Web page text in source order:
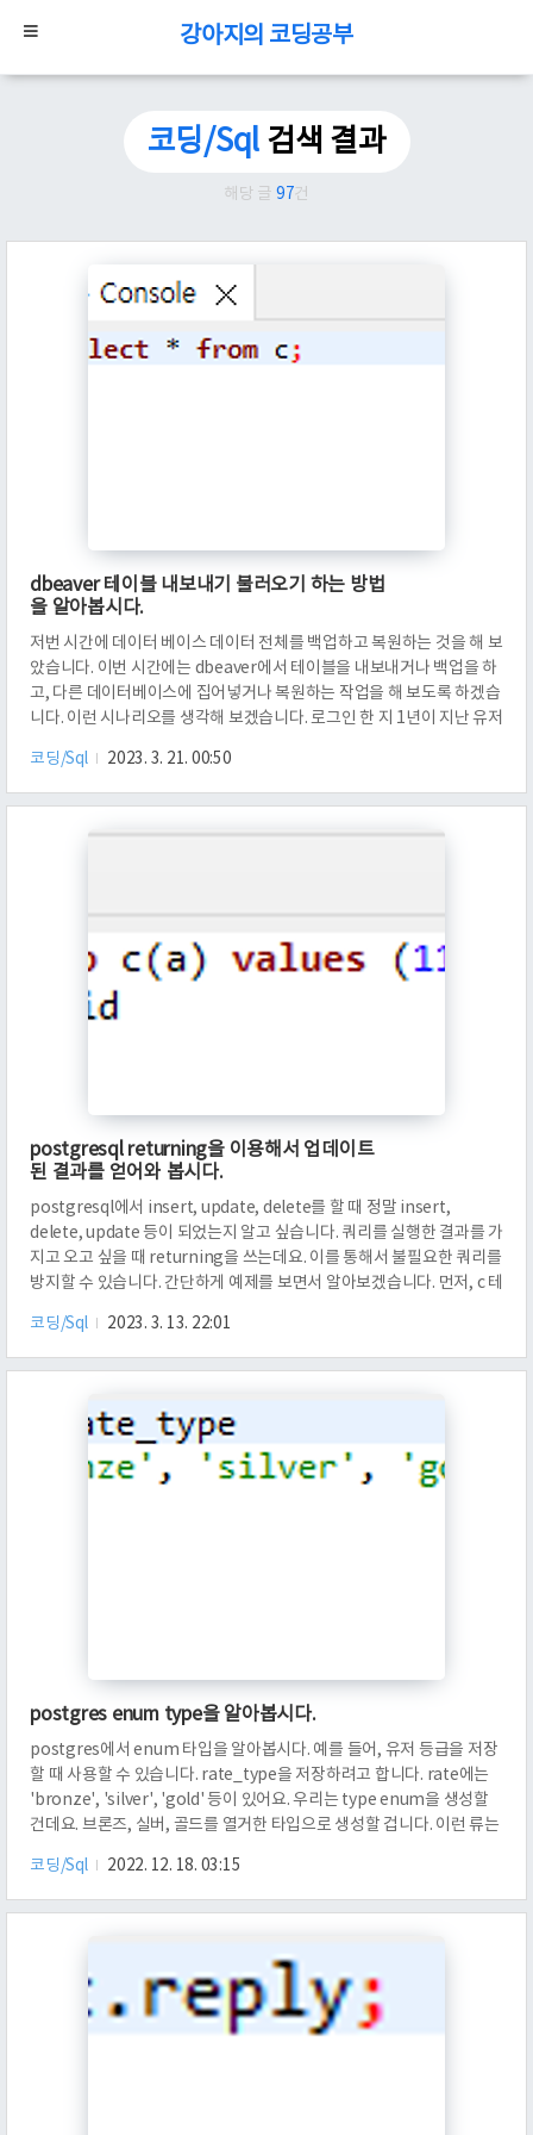
강아지의 코딩공부
코딩/Sql 검색 결과
해당 글 97건
dbeaver 테이블 내보내기 불러오기 하는 방법
을 알아봅시다.
저번 시간에 데이터 베이스 데이터 전체를 백업하고 복원하는 것을 해 보
았습니다. 이번 시간에는 dbeaver에서 테이블을 내보내거나 백업을 하
고, 다른 데이터베이스에 집어넣거나 복원하는 작업을 해 보도록 하겠습
니다. 이런 시나리오를 생각해 보겠습니다. 로그인 한 지 1년이 지난 유저
분리된 데이터 베이스에 옮긴다고 생각해 봅시다. 그런 경우, 휴대폰 번
호와 같은 것은 옮겨지면 안 될 겁니다. 암호화를 하던지 해당 필드를 제
코딩/Sql 2023. 3. 21. 00:50
postgresql returning을 이용해서 업데이트
된 결과를 얻어와 봅시다.
postgresql에서 insert, update, delete를 할 때 정말 insert,
delete, update 등이 되었는지 알고 싶습니다. 쿼리를 실행한 결과를 가
지고 오고 싶을 때 returning을 쓰는데요. 이를 통해서 불필요한 쿼리를
방지할 수 있습니다. 간단하게 예제를 보면서 알아보겠습니다. 먼저, c 테
를 리턴하는데요. 이 레코드에서 어떤 속성을 가져올 것인지를 적어주면
됩니다. 결과는 id가 11이 나왔습니다. 이는 id가 11인 Row가 추가되었
러면 어떻게 나올까요? id가 12이고 a가 11이라고 하네요? 이는 속성 id
코딩/Sql 2023. 3. 13. 22:01
postgres enum type을 알아봅시다.
postgres에서 enum 타입을 알아봅시다. 예를 들어, 유저 등급을 저장
할 때 사용할 수 있습니다. rate_type을 저장하려고 합니다. rate에는
'bronze', 'silver', 'gold' 등이 있어요. 우리는 type enum을 생성할
건데요. 브론즈, 실버, 골드를 열거한 타입으로 생성할 겁니다. 이런 류는
입을 생성하는 CREATE TYPE 명령어를 쓸 건데요. enum으로 생성할
것이니, CREATE TYPE ~ AS ENUM ~ 구문을 써서 생성해 보겠습니다.
코딩/Sql 2022. 12. 18. 03:15